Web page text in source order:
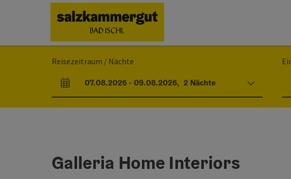
[0]
Zur Navigation[1]
Zum Seitenanfang
[7]
Reisezeitraum / Nächte
An- und Abreisefelder
07.08.2026- 09.08.2026, 2 Nächte
Galleria Home Interiors